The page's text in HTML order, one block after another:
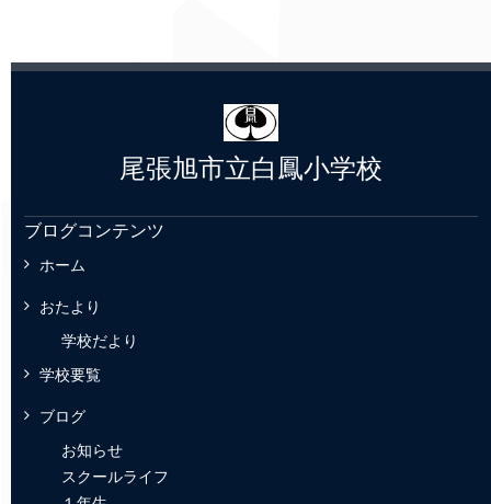
尾張旭市立白鳳小学校
ブログコンテンツ
ホーム
おたより
学校だより
学校要覧
ブログ
お知らせ
スクールライフ